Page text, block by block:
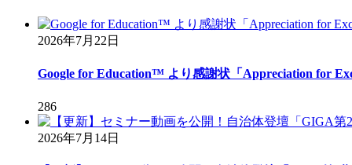
2026年7月22日
Google for Education™ より感謝状「Appreciation for
286
2026年7月14日